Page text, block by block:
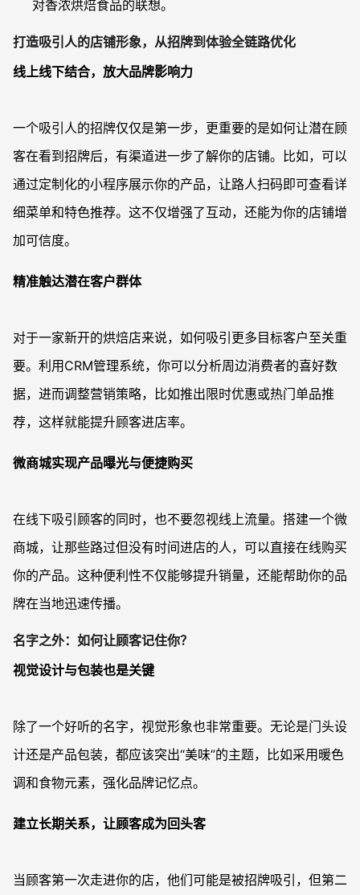
对香浓烘焙食品的联想。
打造吸引人的店铺形象，从招牌到体验全链路优化
线上线下结合，放大品牌影响力
一个吸引人的招牌仅仅是第一步，更重要的是如何让潜在顾
客在看到招牌后，有渠道进一步了解你的店铺。比如，可以
通过定制化的小程序展示你的产品，让路人扫码即可查看详
细菜单和特色推荐。这不仅增强了互动，还能为你的店铺增
加可信度。
精准触达潜在客户群体
对于一家新开的烘焙店来说，如何吸引更多目标客户至关重
要。利用CRM管理系统，你可以分析周边消费者的喜好数
据，进而调整营销策略，比如推出限时优惠或热门单品推
荐，这样就能提升顾客进店率。
微商城实现产品曝光与便捷购买
在线下吸引顾客的同时，也不要忽视线上流量。搭建一个微
商城，让那些路过但没有时间进店的人，可以直接在线购买
你的产品。这种便利性不仅能够提升销量，还能帮助你的品
牌在当地迅速传播。
名字之外：如何让顾客记住你？
视觉设计与包装也是关键
除了一个好听的名字，视觉形象也非常重要。无论是门头设
计还是产品包装，都应该突出“美味”的主题，比如采用暖色
调和食物元素，强化品牌记忆点。
建立长期关系，让顾客成为回头客
当顾客第一次走进你的店，他们可能是被招牌吸引，但第二